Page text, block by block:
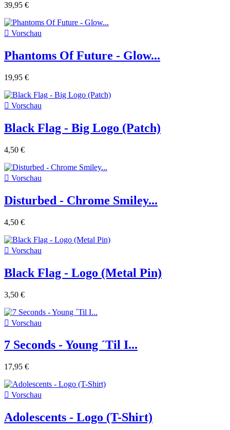
39,95 €
 Vorschau
Phantoms Of Future - Glow...
19,95 €
 Vorschau
Black Flag - Big Logo (Patch)
4,50 €
 Vorschau
Disturbed - Chrome Smiley...
4,50 €
 Vorschau
Black Flag - Logo (Metal Pin)
3,50 €
 Vorschau
7 Seconds - Young ´Til I...
17,95 €
 Vorschau
Adolescents - Logo (T-Shirt)